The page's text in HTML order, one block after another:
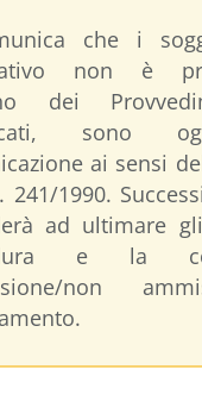
che i
non è
dei
sono
ai sensi
241/1990.
ad ultimare
e la
non